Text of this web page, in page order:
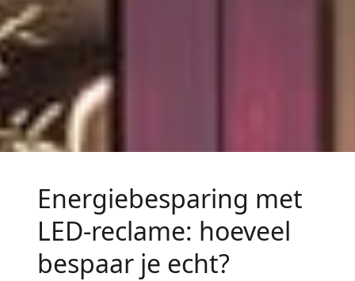
Energiebesparing met
LED-reclame: hoeveel
bespaar je echt?